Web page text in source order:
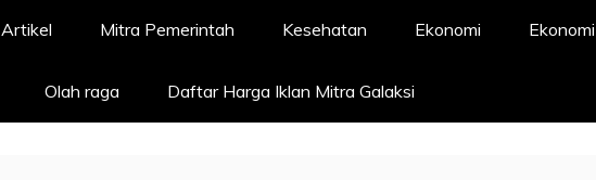
Artikel Mitra Pemerintah Kesehatan Ekonomi Ekonomi
Olah raga Daftar Harga Iklan Mitra Galaksi